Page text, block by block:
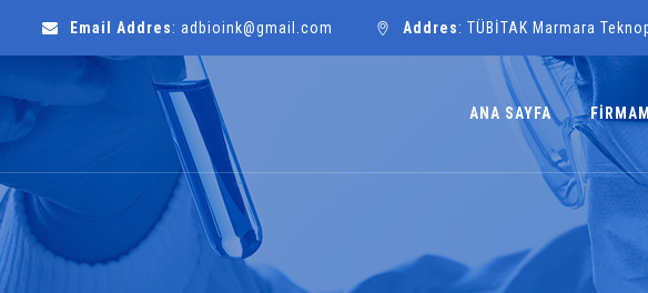
Email Addres: adbioink@gmail.com Addres: TÜBİTAK Marmara
ANA SAYFA